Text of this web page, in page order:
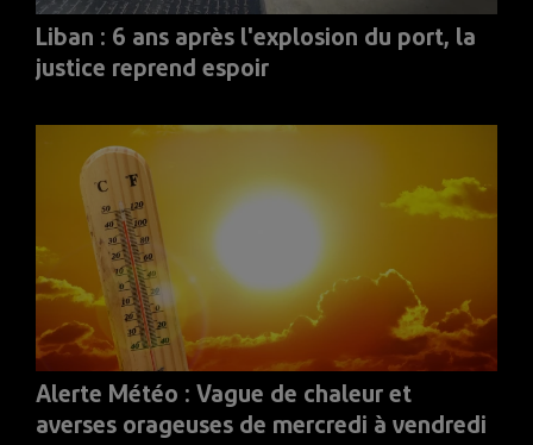
Liban : 6 ans après l'explosion du port, la
justice reprend espoir
Alerte Météo : Vague de chaleur et
averses orageuses de mercredi à vendredi